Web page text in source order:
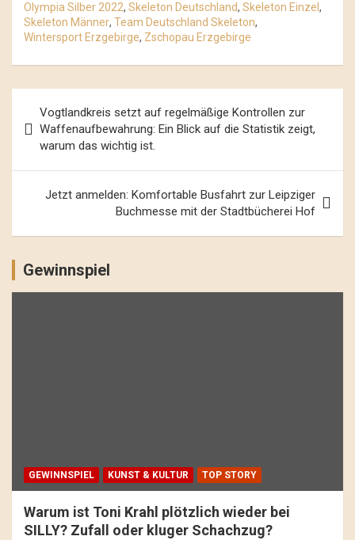
Olympia Silber 2022, Skeleton Deutschland, Skeleton Einzel ,
Skeleton Männer, Team Deutschland Skeleton,
Wintersport Erzgebirge, Zschopau Erzgebirge
Navigation
Vogtlandkreis setzt auf regelmäßige Kontrollen zur
Waffenaufbewahrung: Ein Blick auf die Statistik zeigt,
warum das wichtig ist.
Jetzt anmelden: Komfortable Busfahrt zur Leipziger
Buchmesse mit der Stadtbücherei Hof
Gewinnspiel
GEWINNSPIEL KUNST & KULTUR TOP STORY
Warum ist Toni Krahl plötzlich wieder bei
SILLY? Zufall oder kluger Schachzug?